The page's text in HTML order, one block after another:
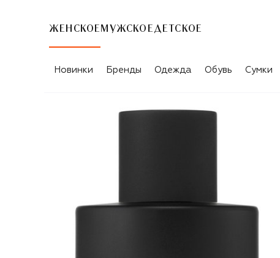
ЖЕНСКОЕ МУЖСКОЕ ДЕТСКОЕ
Новинки Бренды Одежда Обувь Сумки